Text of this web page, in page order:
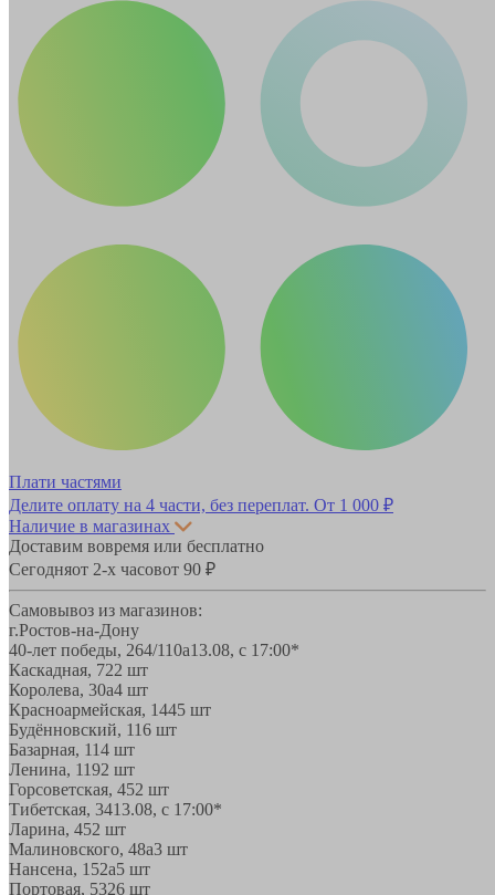
Плати частями
Делите оплату на 4 части, без переплат. От 1 000 ₽
Наличие в магазинах
Доставим вовремя или бесплатно
Сегодняот 2-х часовот 90 ₽
Самовывоз из магазинов:
г.Ростов-на-Дону
40-лет победы, 264/110а13.08, с 17:00*
Каскадная, 722 шт
Королева, 30а4 шт
Красноармейская, 1445 шт
Будённовский, 116 шт
Базарная, 114 шт
Ленина, 1192 шт
Горсоветская, 452 шт
Тибетская, 3413.08, с 17:00*
Ларина, 452 шт
Малиновского, 48а3 шт
Нансена, 152а5 шт
Портовая, 5326 шт